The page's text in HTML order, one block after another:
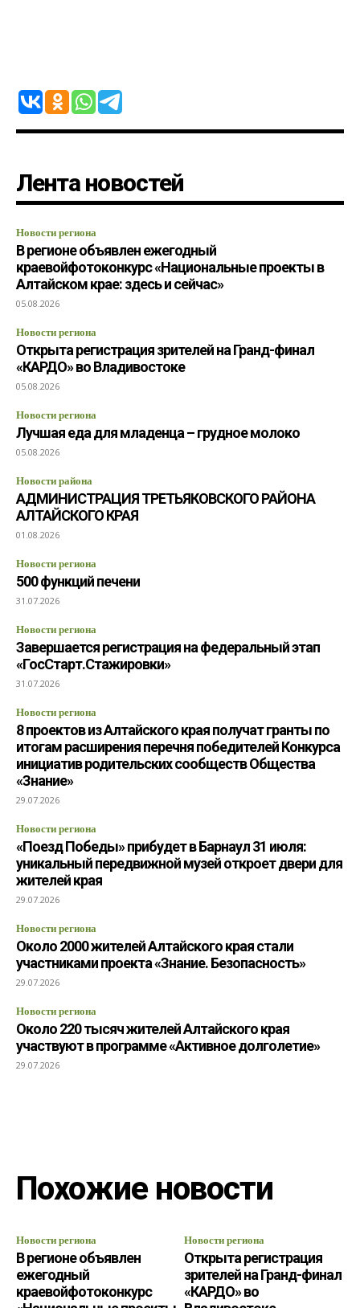
Лента новостей
Новости региона
В регионе объявлен ежегодный
краевойфотоконкурс «Национальные проекты в
Алтайском крае: здесь и сейчас»
05.08.2026
Новости региона
Открыта регистрация зрителей на Гранд-финал
«КАРДО» во Владивостоке
05.08.2026
Новости региона
Лучшая еда для младенца – грудное молоко
05.08.2026
Новости района
АДМИНИСТРАЦИЯ ТРЕТЬЯКОВСКОГО РАЙОНА
АЛТАЙСКОГО КРАЯ
01.08.2026
Новости региона
500 функций печени
31.07.2026
Новости региона
Завершается регистрация на федеральный этап
«ГосСтарт.Стажировки»
31.07.2026
Новости региона
8 проектов из Алтайского края получат гранты по
итогам расширения перечня победителей Конкурса
инициатив родительских сообществ Общества
«Знание»
29.07.2026
Новости региона
«Поезд Победы» прибудет в Барнаул 31 июля:
уникальный передвижной музей откроет двери для
жителей края
29.07.2026
Новости региона
Около 2000 жителей Алтайского края стали
участниками проекта «Знание. Безопасность»
29.07.2026
Новости региона
Около 220 тысяч жителей Алтайского края
участвуют в программе «Активное долголетие»
29.07.2026
Похожие новости
Новости региона
В регионе объявлен
ежегодный
краевойфотоконкурс
Новости региона
Открыта регистрация
зрителей на Гранд-финал
«КАРДО» во